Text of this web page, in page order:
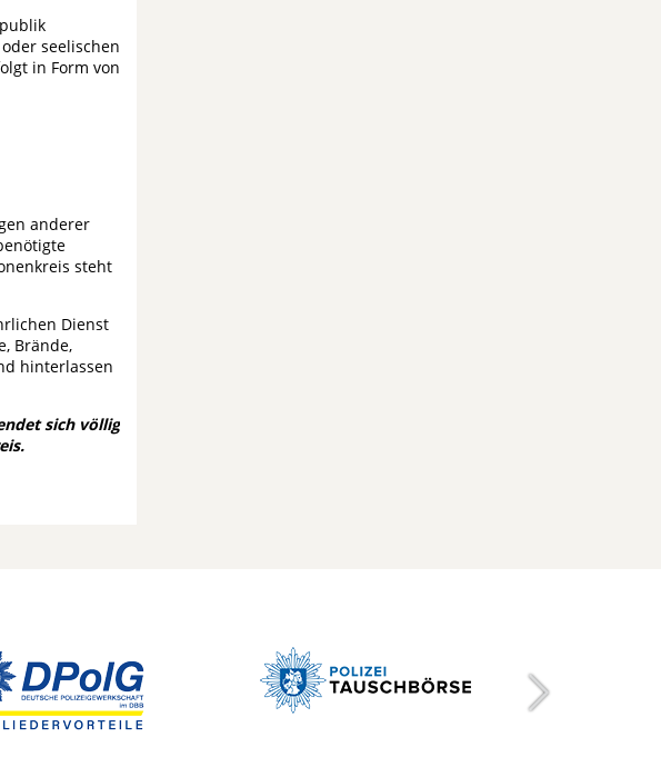
seelischen
in Form von
anderer
steht
Dienst
Brände,
hinterlassen
sich völlig